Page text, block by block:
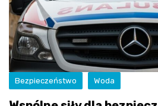
Bezpieczeństwo Woda